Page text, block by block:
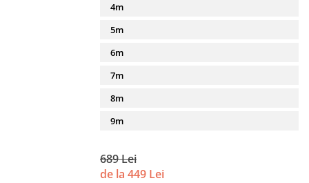
4m
5m
6m
7m
8m
9m
689 Lei
de la 449 Lei